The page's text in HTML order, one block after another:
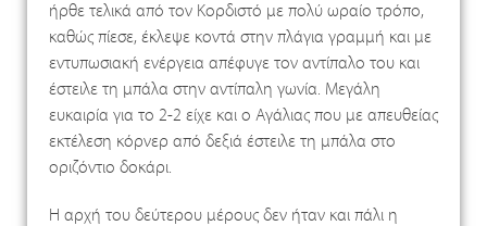
ήρθε τελικά από τον Κορδιστό με πολύ ωραίο τρόπο,
καθώς πίεσε, έκλεψε κοντά στην πλάγια γραμμή και με
εντυπωσιακή ενέργεια απέφυγε τον αντίπαλο του και
έστειλε τη μπάλα στην αντίπαλη γωνία. Μεγάλη
ευκαιρία για το 2-2 είχε και ο Αγάλιας που με απευθείας
εκτέλεση κόρνερ από δεξιά έστειλε τη μπάλα στο
οριζόντιο δοκάρι.
Η αρχή του δεύτερου μέρους δεν ήταν και πάλι η